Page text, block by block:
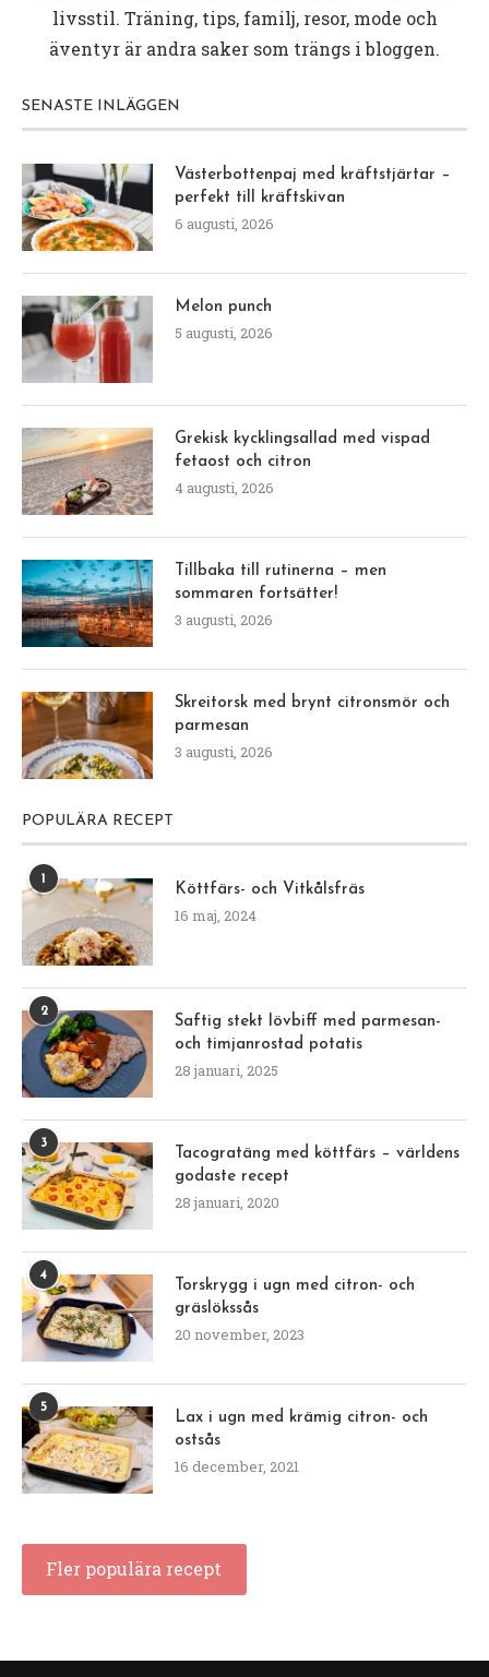
livsstil. Träning, tips, familj, resor, mode och
äventyr är andra saker som trängs i bloggen.
SENASTE INLÄGGEN
Västerbottenpaj med kräftstjärtar –
perfekt till kräftskivan
6 augusti, 2026
Melon punch
5 augusti, 2026
Grekisk kycklingsallad med vispad
fetaost och citron
4 augusti, 2026
Tillbaka till rutinerna – men
sommaren fortsätter!
3 augusti, 2026
Skreitorsk med brynt citronsmör och
parmesan
3 augusti, 2026
POPULÄRA RECEPT
Köttfärs- och Vitkålsfräs
16 maj, 2024
2
Saftig stekt lövbiff med parmesan-
och timjanrostad potatis
28 januari, 2025
3
Tacogratäng med köttfärs – världens
godaste recept
28 januari, 2020
4
Torskrygg i ugn med citron- och
gräslökssås
20 november, 2023
5
Lax i ugn med krämig citron- och
ostsås
16 december, 2021
Fler populära recept